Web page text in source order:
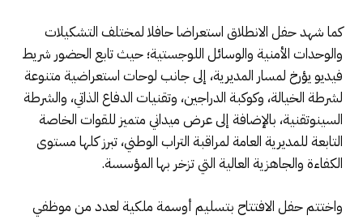
كما شهد حفل الانطلاق استعراضا حافلا لمختلف التشكيلات
والوحدات الأمنية والوسائل اللوجستية؛ حيث تابع الحضور شريط
فيديو يؤرخ لمسار المديرية، إلى جانب لوحات استعراضية متنوعة
لشرطة الخيالة، وكوكبة الدراجين، وتقنيات الدفاع الذاتي، والشرطة
السينوتقنية، بالإضافة إلى عرض ميداني متميز للقوات الخاصة
التابعة للمديرية العامة لمراقبة التراب الوطني، تبرز كلها مستوى
الكفاءة والجاهزية العالية التي تزخر بها المؤسسة.
واختتم حفل الافتتاح بتسليم أوسمة ملكية لعدد من موظفي